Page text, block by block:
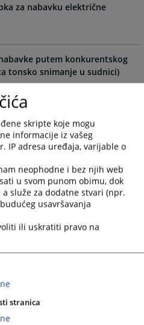
za nabavku električne
putem konkurentskog
tonsko snimanje u sudnici)
putem konkurentskog
računarske opreme sa
javne nabavke
usluga IP telefonije i
javne nabavke električne
javne nabavke električne
skripte koje mogu
informacije iz vašeg
IP adresa uređaja, varijable o
neophodne i bez njih web
u svom punom obimu, dok
služe za dodatne stvari (npr.
usavršavanja
ili uskratiti pravo na
stranica